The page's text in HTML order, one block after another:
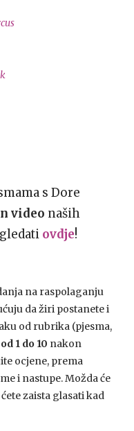
s Dore
video naših
ovdje!
na raspolaganju
da žiri postanete i
od rubrika (pjesma,
od 1 do 10 nakon
ocjene, prema
i nastupe. Možda će
zaista glasati kad